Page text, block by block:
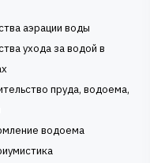
аэрации воды
ухода за водой в
пруда, водоема,
водоема